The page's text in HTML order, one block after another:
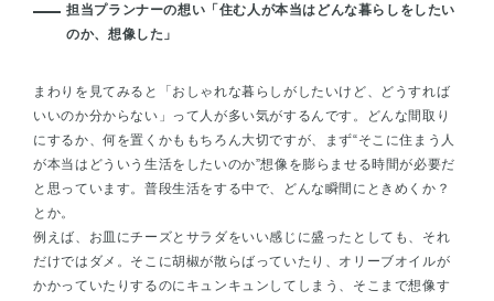
担当プランナーの想い「住む人が本当はどんな暮らしをしたい
のか、想像した」
まわりを見てみると「おしゃれな暮らしがしたいけど、どうすれば
いいのか分からない」って人が多い気がするんです。どんな間取り
にするか、何を置くかももちろん大切ですが、まず“そこに住まう人
が本当はどういう生活をしたいのか”想像を膨らませる時間が必要だ
と思っています。普段生活をする中で、どんな瞬間にときめくか？
とか。
例えば、お皿にチーズとサラダをいい感じに盛ったとしても、それ
だけではダメ。そこに胡椒が散らばっていたり、オリーブオイルが
かかっていたりするのにキュンキュンしてしまう、そこまで想像す